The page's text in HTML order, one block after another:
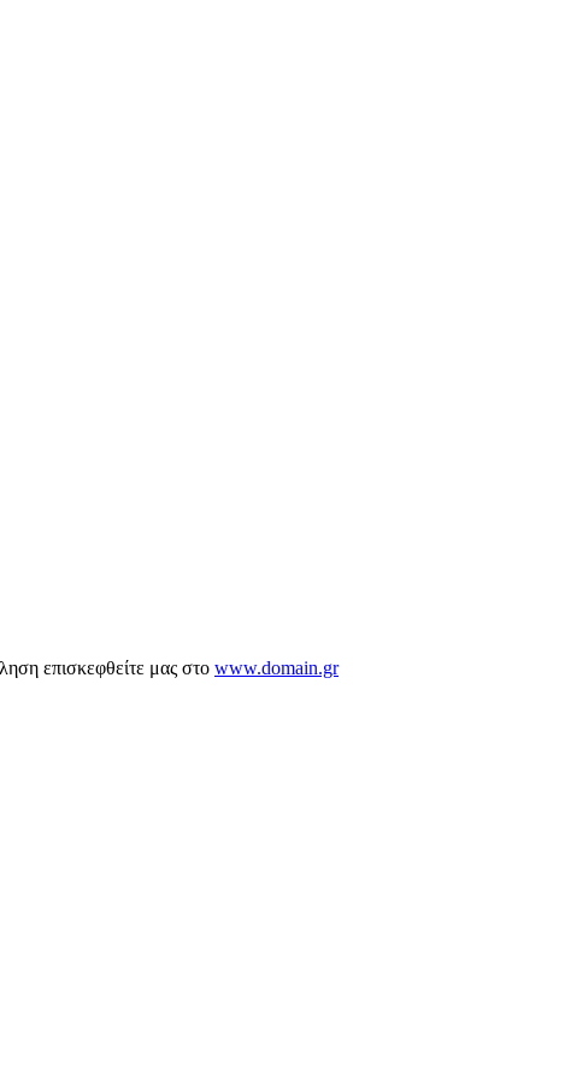
επισκεφθείτε μας στο www.domain.gr